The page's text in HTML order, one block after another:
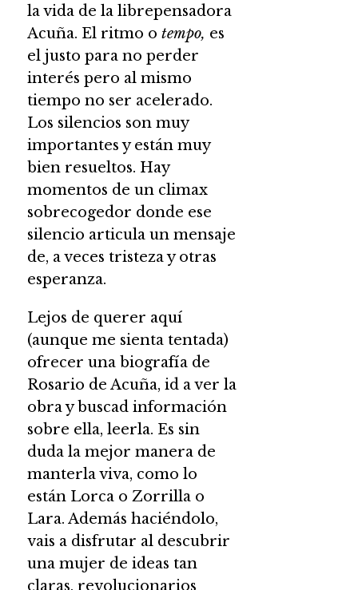
la vida de la librepensadora
Acuña. El ritmo o tempo, es
el justo para no perder
interés pero al mismo
tiempo no ser acelerado.
Los silencios son muy
importantes y están muy
bien resueltos. Hay
momentos de un climax
sobrecogedor donde ese
silencio articula un mensaje
de, a veces tristeza y otras
esperanza.
Lejos de querer aquí
(aunque me sienta tentada)
ofrecer una biografía de
Rosario de Acuña, id a ver la
obra y buscad información
sobre ella, leerla. Es sin
duda la mejor manera de
manterla viva, como lo
están Lorca o Zorrilla o
Lara. Además haciéndolo,
vais a disfrutar al descubrir
una mujer de ideas tan
claras, revolucionarios